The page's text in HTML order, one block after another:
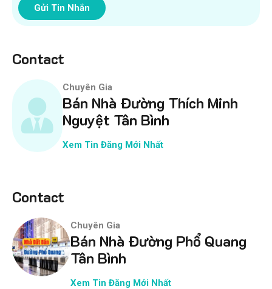
Gửi Tin Nhắn
Contact
Chuyên Gia
Bán Nhà Đường Thích Minh
Nguyệt Tân Bình
Xem Tin Đăng Mới Nhất
Contact
Chuyên Gia
Bán Nhà Đường Phổ Quang
Tân Bình
Xem Tin Đăng Mới Nhất